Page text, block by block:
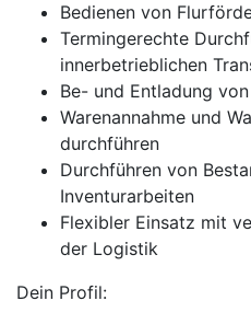
Bedienen von
Termingerechte
innerbetrieblichen
Be- und Entladung von
Warenannahme und
durchführen
Durchführen von
Inventurarbeiten
Flexibler Einsatz mit
der Logistik
Dein Profil: